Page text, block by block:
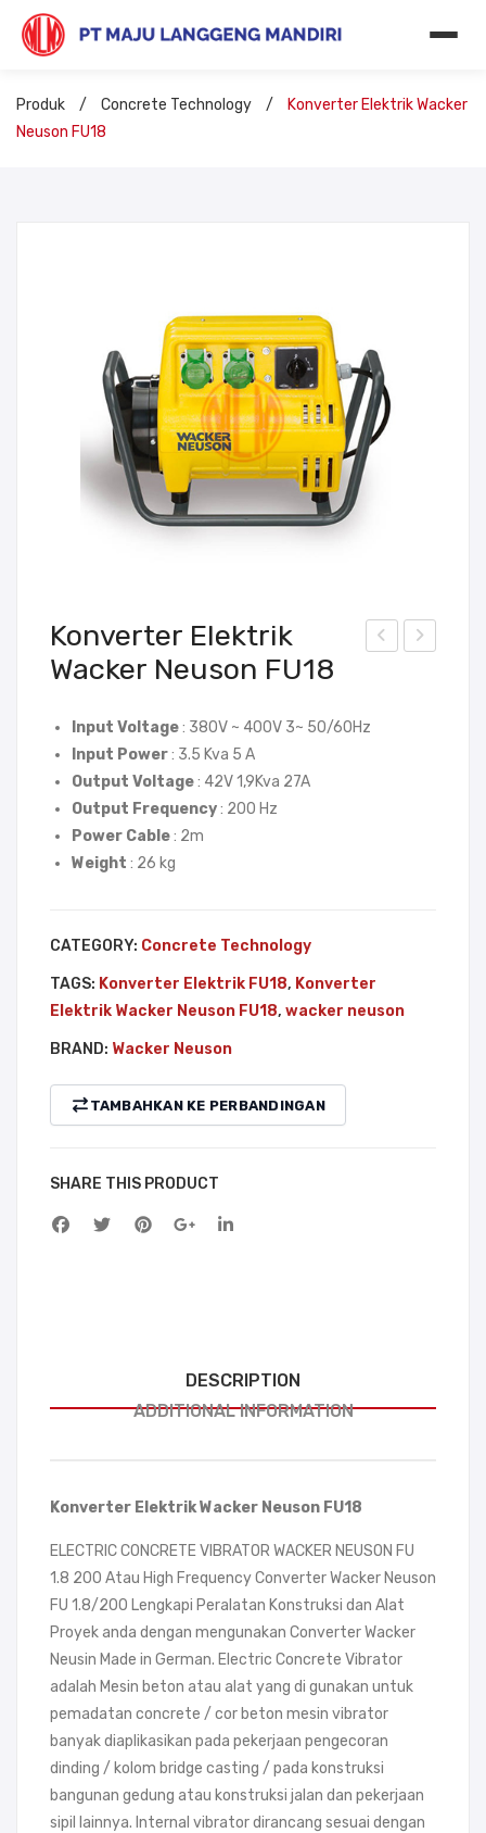
Produk / Concrete Technology /
Konverter Elektrik Wacker
Neuson FU18
Konverter Elektrik
Wacker Neuson FU18
Input Voltage: 380V ~ 400V 3~ 50/60Hz
Input Power: 3.5 Kva 5 A
Output Voltage: 42V 1,9Kva 27A
Output Frequency: 200 Hz
Power Cable: 2m
Weight : 26 kg
CATEGORY: Concrete Technology
TAGS: Konverter Elektrik FU18, Konverter
Elektrik Wacker Neuson FU18, wacker neuson
BRAND: Wacker Neuson
TAMBAHKAN KE PERBANDINGAN
SHARE THIS PRODUCT
DESCRIPTION
ADDITIONAL INFORMATION
Konverter Elektrik Wacker Neuson FU18
ELECTRIC CONCRETE VIBRATOR WACKER NEUSON FU
1.8 200 Atau High Frequency Converter Wacker Neuson
FU 1.8/200 Lengkapi Peralatan Konstruksi dan Alat
Proyek anda dengan mengunakan Converter Wacker
Neusin Made in German. Electric Concrete Vibrator
adalah Mesin beton atau alat yang di gunakan untuk
pemadatan concrete / cor beton mesin vibrator
banyak diaplikasikan pada pekerjaan pengecoran
dinding / kolom bridge casting / pada konstruksi
bangunan gedung atau konstruksi jalan dan pekerjaan
sipil lainnya. Internal vibrator dirancang sesuai dengan